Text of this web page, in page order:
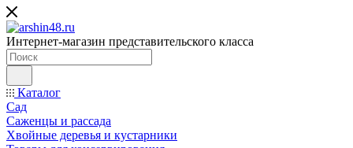
Интернет-магазин представительского класса
Каталог
Сад
Саженцы и рассада
Хвойные деревья и кустарники